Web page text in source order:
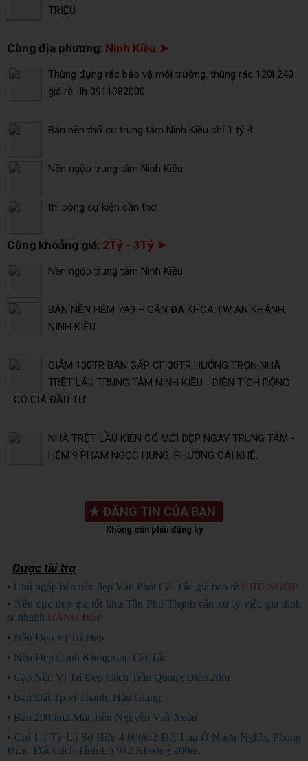
TRIỆU
Cùng địa phương: Ninh Kiều ➤
Thùng đựng rác bảo vệ môi trường, thùng rác 120l 240
giá rẻ- lh 0911082000
Bán nền thổ cư trung tâm Ninh Kiều chỉ 1 tỷ 4
Nền ngộp trung tâm Ninh Kiều
thi công sự kiện cần thơ
Cùng khoảng giá: 2Tỷ - 3Tỷ ➤
Nền ngộp trung tâm Ninh Kiều
BÁN NỀN HẺM 7A9 – GẦN ĐA KHOA TW AN KHÁNH,
NINH KIỀU
GIẢM 100TR BÁN GẤP CF 30TR HƯỞNG TRỌN NHÀ
TRỆT LẦU TRUNG TÂM NINH KIỀU - DIỆN TÍCH RỘNG
- CÓ GIÁ ĐẦU TƯ
NHÀ TRỆT LẦU KIÊN CỐ MỚI ĐẸP NGAY TRUNG TÂM -
HẺM 9 PHẠM NGỌC HƯNG, PHƯỜNG CÁI KHẾ.
★ ĐĂNG TIN CỦA BẠN
Không cần phải đăng ký
Được tài trợ
• Chủ ngộp bán nền đẹp Vạn Phát Cái Tắc giá bao rẻ CHỦ NGỘP
• Nền cực đẹp giá tốt khu Tân Phú Thạnh cần xử lý việc gia đình
ra nhanh HÀNG ĐẸP
• Nền Đẹp Vị Trí Đẹp
• Nền Đẹp Cạnh Kinhgroup Cái Tắc
• Cặp Nền Vị Trí Đẹp Cách Trần Quang Diệu 20m
• Bán Đất Tp.vị Thanh, Hậu Giang
• Bán 2000m2 Mặt Tiền Nguyễn Viết Xuân
• Chỉ 1.1 Tỳ Là Sở Hữu 4.000m2 Đất Lua Ở Nhơn Nghĩa, Phong
Điền. Đất Cách Tỉnh Lộ 932 Khoảng 200m.